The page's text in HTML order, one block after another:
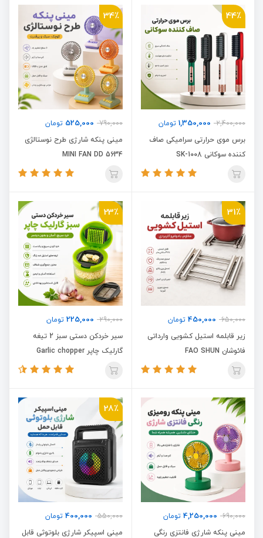
44٪
2,400,000
1,350,000 تومان
برس موی حرارتی سرامیکی صاف
کننده سوکانی SK-1008
34٪
790,000
525,000 تومان
مینی پنکه شارژی طرح نوستالژی
MINI FAN DD 5634
31٪
650,000
450,000 تومان
زیر قابلمه استیل کشویی وارداتی
فائوشان FAO SHUN
23٪
290,000
225,000 تومان
سیر خردکن دستی سبز 2 تیغه
گارلیک چاپر Garlic chopper
690,000
4,250,000 تومان
مینی پنکه شارژی فانتزی رنگی
28٪
550,000
400,000 تومان
مینی اسپیکر شارژی بلوتوثی قابل